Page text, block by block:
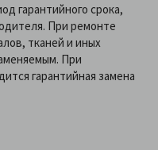
гарантийного срока,
При ремонте
тканей и иных
При
гарантийная замена